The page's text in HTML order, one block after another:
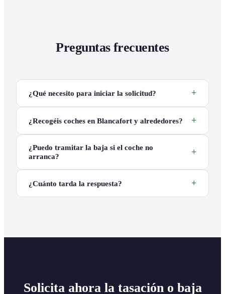
Preguntas frecuentes
¿Qué necesito para iniciar la solicitud?
¿Recogéis coches en Blancafort y alrededores?
¿Puedo tramitar la baja si el coche no
arranca?
¿Cuánto tarda la respuesta?
Solicita ahora la tasación o baja